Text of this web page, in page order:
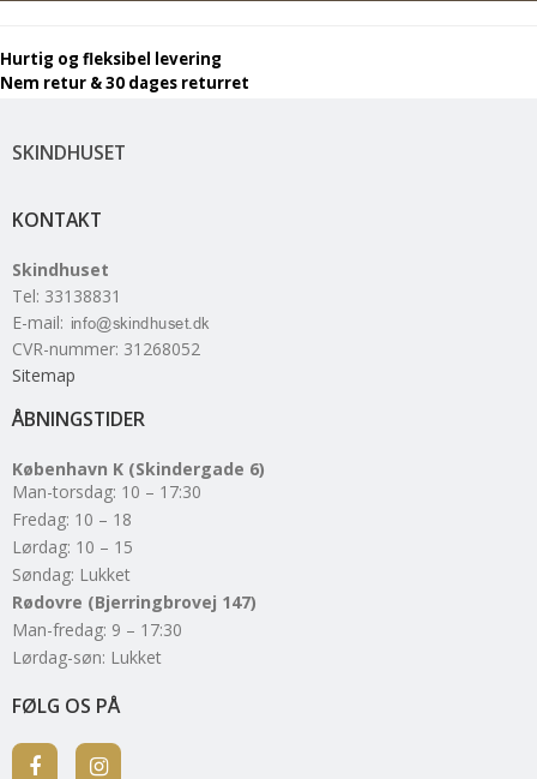
SKINDHUSET
KONTAKT
Skindhuset
Tel: 33138831
E-mail:
CVR-nummer: 31268052
Sitemap
ÅBNINGSTIDER
København K (Skindergade 6)
Man-torsdag: 10 – 17:30
Fredag: 10 – 18
Lørdag: 10 – 15
Søndag: Lukket
Rødovre (Bjerringbrovej 147)
Man-fredag: 9 – 17:30
Lørdag-søn: Lukket
FØLG OS PÅ
Hurtig og fleksibel levering
Nem retur & 30 dages returret